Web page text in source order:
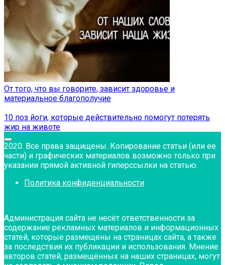
От того, что вы говорите, зависит здоровье и
материальное благополучие
10 поз йоги, которые действительно помогут потерять
жир на животе
2020. Все права защищены. Копирование статьи (или ее
части) и графических материалов возможно только при
указании прямой активной гиперссылки на статью.
Политика конфиденциальности
Администрация сайта не несёт ответственности за
содержание рекламных материалов и информационных
статей, которые размещены на страницах сайта, а также
за последствия их публикации и использования. Мнение
авторов статей, размещённых на наших страницах, могут